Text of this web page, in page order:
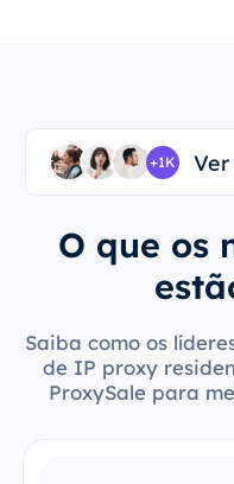
+1K
O que os
Saiba como os
de IP proxy
ProxySale para